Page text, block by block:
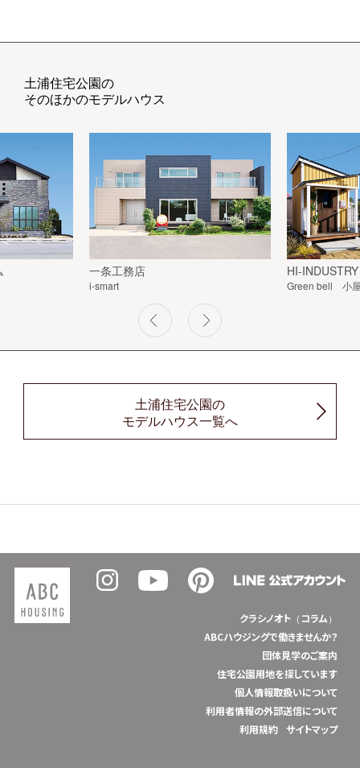
土浦住宅公園の
そのほかのモデルハウス
一条工務店
i-smart
HI-INDUSTRY
Green bell 小
土浦住宅公園の
モデルハウス一覧へ
クラシノオト（コラム）
ABCハウジングで働きませんか？
団体見学のご案内
住宅公園用地を探しています
個人情報取扱いについて
利用者情報の外部送信について
利用規約
サイトマップ